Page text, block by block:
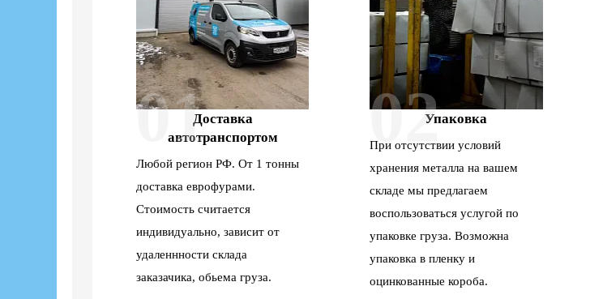
01Доставка
автотранспортом
Любой регион РФ. От 1 тонны
доставка еврофурами.
Стоимость считается
индивидуально, зависит от
удаленнности склада
заказачика, обьема груза.
02Упаковка
При отсутствии условий
хранения металла на вашем
складе мы предлагаем
воспользоваться услугой по
упаковке груза. Возможна
упаковка в пленку и
оцинкованные короба.